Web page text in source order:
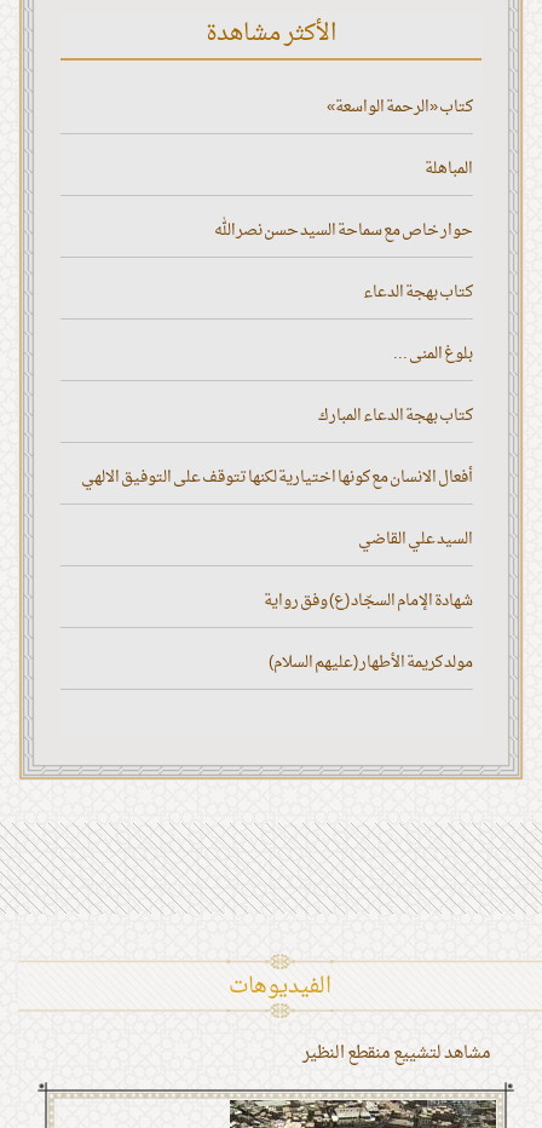
الأكثر مشاهدة
كتاب «الرحمة الواسعة»
المباهلة
حوار خاص مع سماحة السيد حسن نصر الله
كتاب بهجة الدعاء
بلوغ المنى ...
كتاب بهجة الدعاء المبارك
أفعال الانسان مع كونها اختيارية لكنها تتوقف على التوفيق الالهي
السيد علي القاضي
شهادة الإمام السجّاد (ع) وفق رواية
مولد كريمة الأطهار (عليهم السلام)
الفیدیوهات
مشاهد لتشييع منقطع النظير